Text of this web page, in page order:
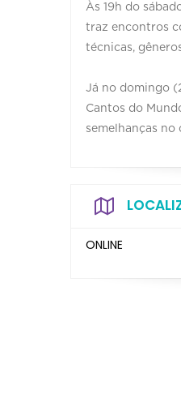
Às 19h do
traz encontros
técnicas,
Já no domingo
Cantos do
semelhanças no
ONLINE